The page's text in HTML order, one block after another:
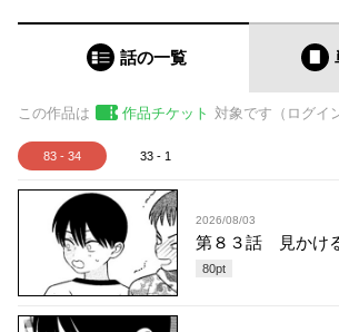
話の一覧
この作品は 作品チケット 対象です（ログイ
83 - 34 33 - 1
2026/08/03
第８３話 見かけ
80pt